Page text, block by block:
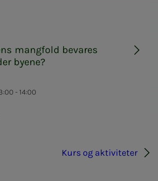
mangfold bevares
byene?
- 14:00
Kurs og aktiviteter